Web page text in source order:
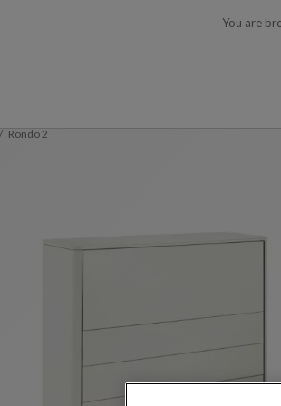
You are
(adaptamos las sugerencias aquí
Rondo 2